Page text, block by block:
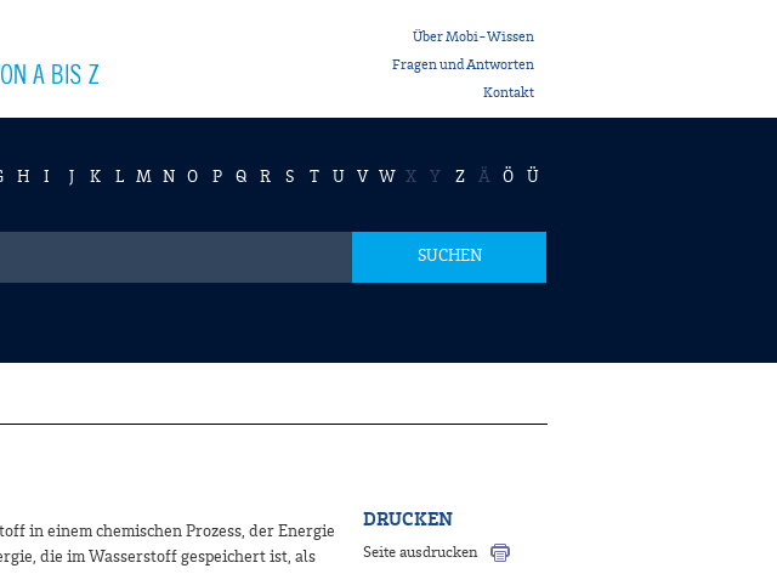
Über Mobi-Wissen
Fragen und Antworten
Kontakt
H I K L M N O P Q R S T U V W X Y Z Ä Ö Ü
SUCHEN
in einem chemischen Prozess, der Energie
die im Wasserstoff gespeichert ist, als
DRUCKEN
Seite ausdrucken